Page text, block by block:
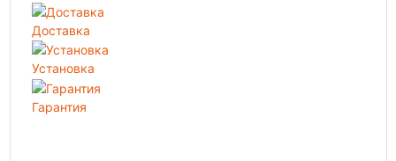
Доставка
Установка
Гарантия